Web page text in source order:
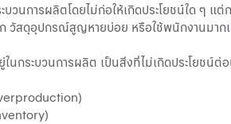
วนการผลิตโดยไม่ก่อให้เกิดประโยชน์ใด
วัสดุอุปกรณ์สูญหายบ่อย หรือใช้พนักงานมากเ
นกระบวนการผลิต เป็นสิ่งที่ไม่เกิดประโยชน์